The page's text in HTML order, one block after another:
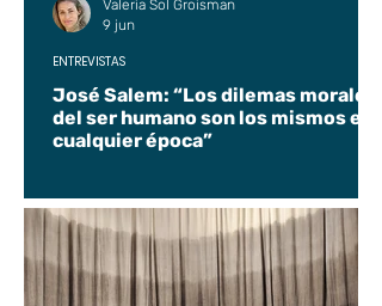
José Salem: “Los dilemas morales
del ser humano son los mismos en
cualquier época”
ENTREVISTAS
Valeria Sol Groisman
9 jun